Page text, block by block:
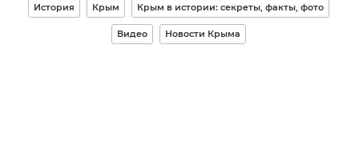
История Крым Крым в истории: секреты, факты, фото
Видео Новости Крыма